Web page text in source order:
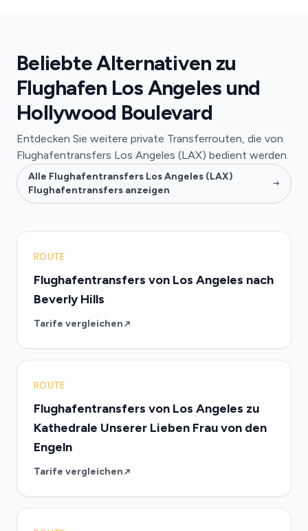
Beliebte Alternativen zu
Flughafen Los Angeles und
Hollywood Boulevard
Entdecken Sie weitere private Transferrouten, die von
Flughafentransfers Los Angeles (LAX) bedient werden.
Alle Flughafentransfers Los Angeles (LAX)
Flughafentransfers anzeigen
ROUTE
Flughafentransfers von Los Angeles nach
Beverly Hills
Tarife vergleichen
ROUTE
Flughafentransfers von Los Angeles zu
Kathedrale Unserer Lieben Frau von den
Engeln
Tarife vergleichen